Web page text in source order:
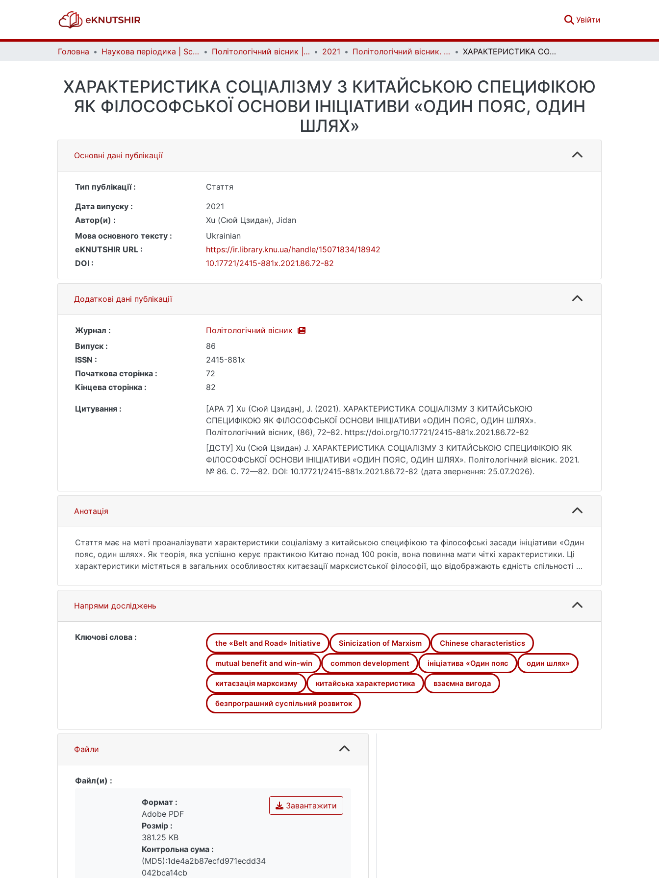
Увійти
Головна Наукова періодика | Scientific periodicals Політологічний вісник | Politology bulletin 2021 Політологічний вісник. Випуск 86 ХАРАКТЕРИСТИКА СОЦІАЛІЗМУ З КИТАЙСЬКОЮ СПЕЦИФІКОЮ ЯК ФІЛОСОФСЬКОЇ ОСНОВИ ІНІЦІАТИВИ «ОДИН ПОЯС, ОДИН ШЛЯХ»
ХАРАКТЕРИСТИКА СОЦІАЛІЗМУ З КИТАЙСЬКОЮ СПЕЦИФІКОЮ
ЯК ФІЛОСОФСЬКОЇ ОСНОВИ ІНІЦІАТИВИ «ОДИН ПОЯС, ОДИН
ШЛЯХ»
Основні дані публікації
Тип публікації :
Стаття
Дата випуску :
2021
Автор(и) :
Xu (Сюй Цзидан), Jidan
Мова основного тексту :
Ukrainian
eKNUTSHIR URL :
https://ir.library.knu.ua/handle/15071834/18942
DOI :
10.17721/2415-881x.2021.86.72-82
Додаткові дані публікації
Журнал :
Політологічний вісник
Випуск :
86
ISSN :
2415-881x
Початкова сторінка :
72
Кінцева сторінка :
82
Цитування :
[APA 7] Xu (Сюй Цзидан), J. (2021). ХАРАКТЕРИСТИКА СОЦІАЛІЗМУ З КИТАЙСЬКОЮ
СПЕЦИФІКОЮ ЯК ФІЛОСОФСЬКОЇ ОСНОВИ ІНІЦІАТИВИ «ОДИН ПОЯС, ОДИН ШЛЯХ».
Політологічний вісник, (86), 72–82. https://doi.org/10.17721/2415-881x.2021.86.72-82
[ДСТУ] Xu (Сюй Цзидан) J. ХАРАКТЕРИСТИКА СОЦІАЛІЗМУ З КИТАЙСЬКОЮ СПЕЦИФІКОЮ ЯК
ФІЛОСОФСЬКОЇ ОСНОВИ ІНІЦІАТИВИ «ОДИН ПОЯС, ОДИН ШЛЯХ». Політологічний вісник. 2021.
№ 86. С. 72—82. DOI: 10.17721/2415-881x.2021.86.72-82 (дата звернення: 25.07.2026).
Анотація
Cтаття має на меті проаналізувати характеристики соціалізму з китайською специфікою та філософські засади ініціативи «Один
пояс, один шлях». Як теорія, яка успішно керує практикою Китаю понад 100 років, вона повинна мати чіткі характеристики. Ці
характеристики містяться в загальних особливостях китаєзації марксистської філософії, що відображають єдність спільності й
пояс, один шлях». Ініціатива «Один пояс, один шлях» — це неминучий результат відкриття Китаю зовнішньому світу та глибокої
інтеграції економічної глобалізації. Зміст цієї стратегії полягає у тому, що вона поважає відмінності та різноманітність країн і
пропагує традиційні китайські концепції, такі як «велика гармонія світу» та «гармонія, але відмінність». З точки зору цілей,
ініціатива «Пояс, один шлях» дотримується взаємної вигоди та спільного розвитку, що є конкретним проявом та новим
дослідженням концепції «обміну».
Напрями досліджень
Ключові слова :
the «Belt and Road» Initiative Sinicization of Marxism Chinese characteristics
mutual benefit and win-win common development ініціатива «Один пояс один шлях»
китаєзація марксизму китайська характеристика взаємна вигода
безпрограшний суспільний розвиток
Файли
Файл(и) :
Завантажити
Формат :
Adobe PDF
Розмір :
381.25 KB
Контрольна сума :
(MD5):1de4a2b87ecfd971ecdd34
042bca14cb